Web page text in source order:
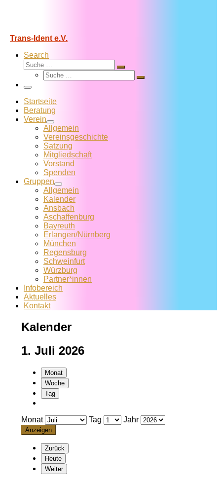
Trans-Ident e.V.
Search
Suche
Suche
Suche
Suche
Menü
Startseite
Beratung
Verein
Allgemein
Vereins­geschichte
Satzung
Mitglied­schaft
Vorstand
Spenden
Gruppen
Allgemein
Kalender
Ansbach
Aschaffenburg
Bayreuth
Erlangen/Nürnberg
München
Regensburg
Schweinfurt
Würzburg
Partner*innen
Infobereich
Aktuelles
Kontakt
Kalender
1. Juli 2026
Monat
Woche
Tag
Monat Tag Jahr
Zurück
Heute
Weiter